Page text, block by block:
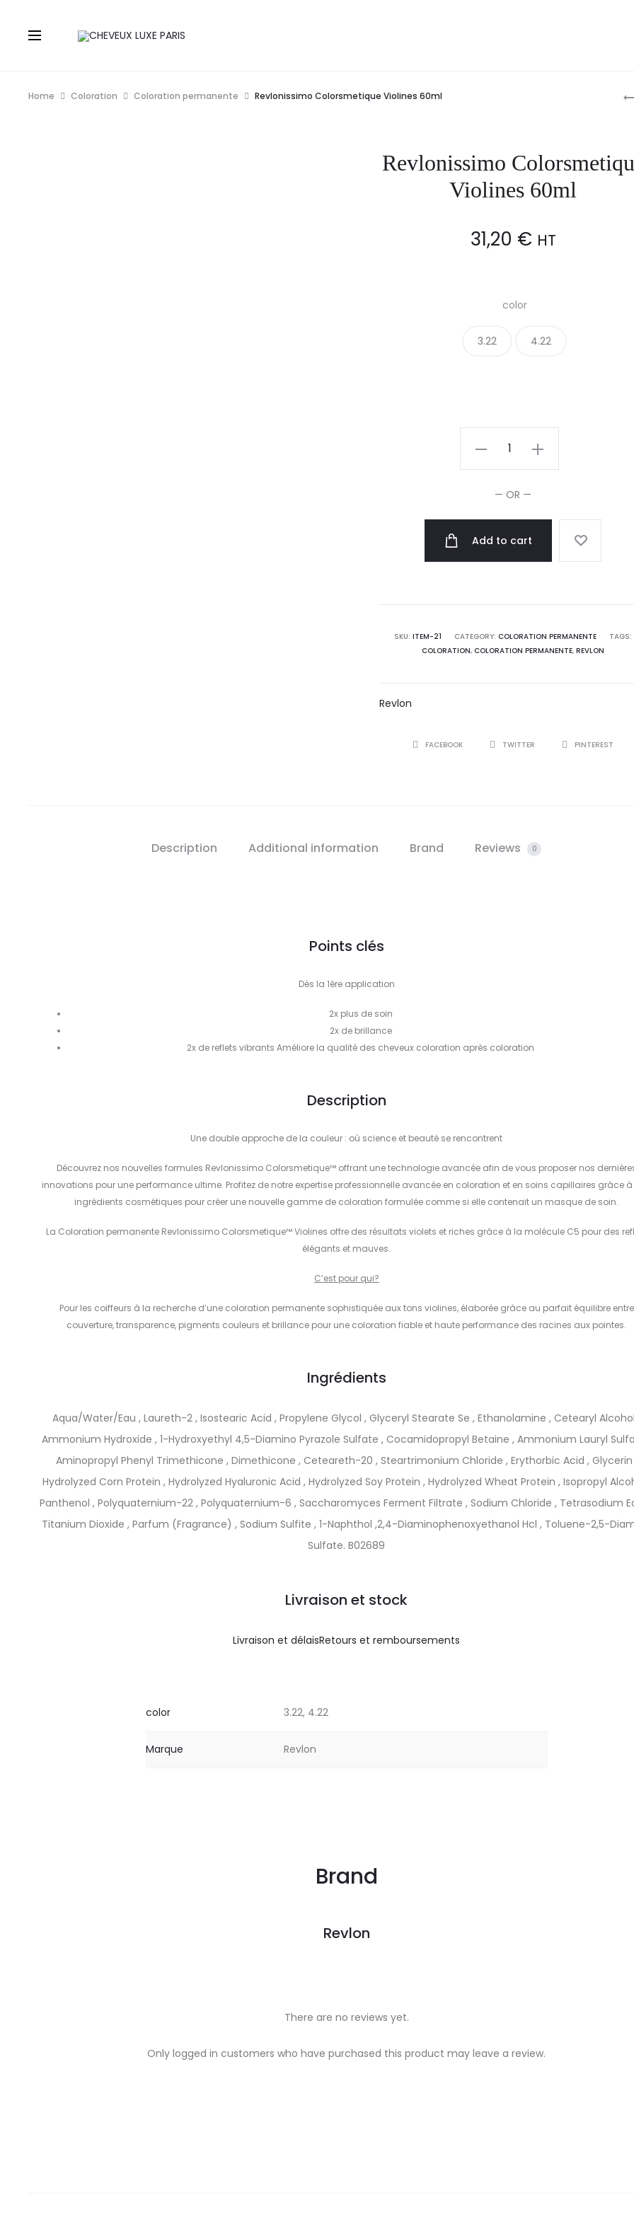
Home Coloration Coloration permanente Revlonissimo Colorsmetique Violines 60ml
Revlonissimo
Violines 60ml
31,20 € HT
color
3.22 4.22
Revlonissimo
quantity
— OR —
Add to cart
SKU:ITEM-21 CATEGORY:COLORATION PERMANENTE
TAGS:
COLORATION,COLORATION PERMANENTE,REVLON
Revlon
SHAREFACEBOOK TWITTER PINTEREST
Description Additional information Brand Reviews 0
Points clés
Dès la 1ère application
2x plus de soin
2x de brillance
2x de reflets vibrants Améliore la qualité des cheveux coloration après coloration
Description
Une double approche de la couleur : où science et beauté se rencontrent
Découvrez nos nouvelles formules Revlonissimo Colorsmetique™ offrant une technologie avancée afin de vous proposer nos
innovations pour une performance ultime. Profitez de notre expertise professionnelle avancée en coloration et en soins capillaires grâce
ingrédients cosmétiques pour créer une nouvelle gamme de coloration formulée comme si elle contenait un masque de soin.
La Coloration permanente Revlonissimo Colorsmetique™ Violines offre des résultats violets et riches grâce à la molécule C5 pour des
élégants et mauves.
C’est pour qui?
Pour les coiffeurs à la recherche d’une coloration permanente sophistiquée aux tons violines, élaborée grâce au parfait équilibre entre
couverture, transparence, pigments couleurs et brillance pour une coloration fiable et haute performance des racines aux pointes.
Ingrédients
Aqua/Water/Eau , Laureth-2 , Isostearic Acid , Propylene Glycol , Glyceryl Stearate Se , Ethanolamine , Cetearyl
Ammonium Hydroxide , 1-Hydroxyethyl 4,5-Diamino Pyrazole Sulfate , Cocamidopropyl Betaine , Ammonium Lauryl
Aminopropyl Phenyl Trimethicone , Dimethicone , Ceteareth-20 , Steartrimonium Chloride , Erythorbic Acid , Glycerin
Hydrolyzed Corn Protein , Hydrolyzed Hyaluronic Acid , Hydrolyzed Soy Protein , Hydrolyzed Wheat Protein , Isopropyl
Panthenol , Polyquaternium-22 , Polyquaternium-6 , Saccharomyces Ferment Filtrate , Sodium Chloride , Tetrasodium
Titanium Dioxide , Parfum (Fragrance) , Sodium Sulfite , 1-Naphthol ,2,4-Diaminophenoxyethanol Hcl , Toluene-2,5-
Sulfate. B02689
Livraison et stock
Livraison et délaisRetours et remboursements
color 3.22, 4.22
Marque Revlon
Brand
Revlon
R
There are no reviews yet.
Only logged in customers who have purchased this product may leave a review.